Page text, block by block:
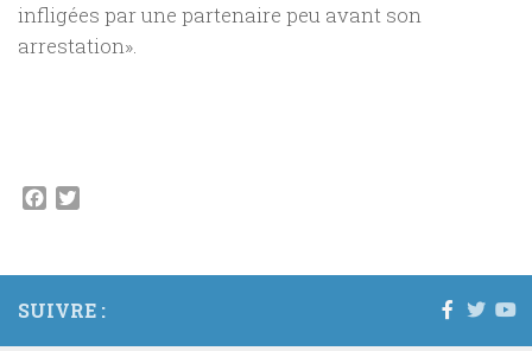
infligées par une partenaire peu avant son
arrestation».
Facebook
SUIVRE :